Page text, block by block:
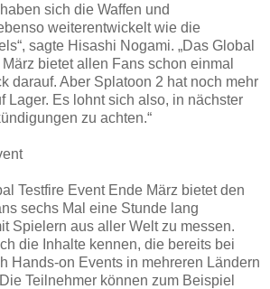
sich die Waffen und
weiterentwickelt wie die
sagte Hisashi Nogami. „Das Global
bietet allen Fans schon einmal
darauf. Aber Splatoon 2 hat noch mehr
Lager. Es lohnt sich also, in nächster
zu achten.“
Testfire Event Ende März bietet den
sechs Mal eine Stunde lang
Spielern aus aller Welt zu messen.
die Inhalte kennen, die bereits bei
Hands-on Events in mehreren Ländern
Teilnehmer können zum Beispiel